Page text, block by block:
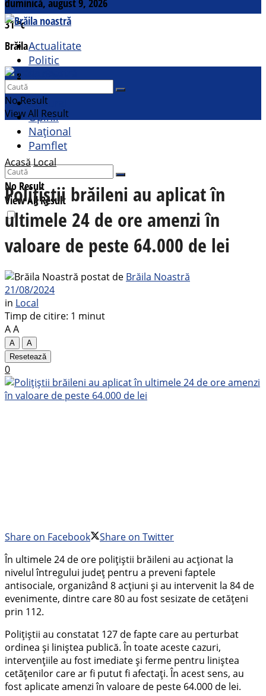
31°c
Brăila
Contact
Actualitate
Politic
Cultural
Opinii
Național
Pamflet
No Result
View All Result
No Result
View All Result
AcasăLocal
Polițiștii brăileni au aplicat în
ultimele 24 de ore amenzi în
valoare de peste 64.000 de lei
postat de Brăila Noastră
21/08/2024
in Local
Timp de citire: 1 minut
AA
A
A
Resetează
0
Share on Facebook
Share on Twitter
În ultimele 24 de ore polițiștii brăileni au acționat la
nivelul întregului județ pentru a preveni faptele
antisociale, organizând 8 acțiuni și au intervenit la 84 de
evenimente, dintre care 80 au fost sesizate de cetățeni
prin 112.
Polițiștii au constatat 127 de fapte care au perturbat
ordinea și liniștea publică. În toate aceste cazuri,
intervențiile au fost imediate și ferme pentru liniștea
cetățenilor care ar fi putut fi afectați. În acest sens, au
fost aplicate amenzi în valoare de peste 64.000 de lei.